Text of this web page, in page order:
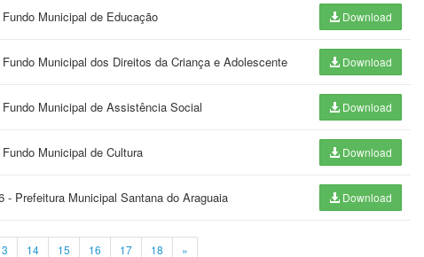
Municipal de Educação Download
Municipal dos Direitos da Criança e Adolescente Download
Municipal de Assistência Social Download
Municipal de Cultura Download
- Prefeitura Municipal Santana do Araguaia Download
14 15 16 17 18 »